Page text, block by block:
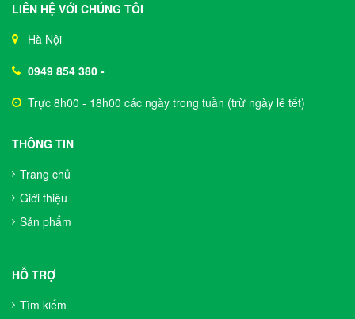
LIÊN HỆ VỚI CHÚNG TÔI
Hà Nội
0949 854 380 -
Trực 8h00 - 18h00 các ngày trong tuần (trừ ngày lễ tết)
THÔNG TIN
Trang chủ
Giới thiệu
Sản phẩm
HỖ TRỢ
Tìm kiếm